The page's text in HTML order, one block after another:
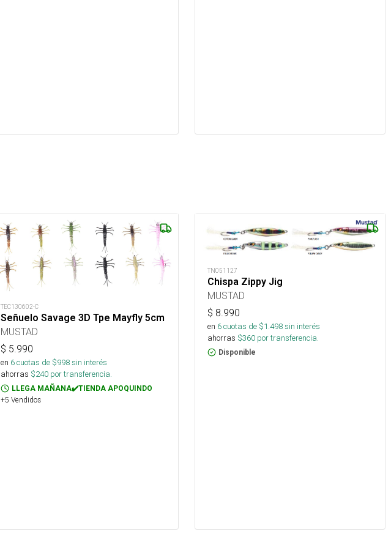
TEC130602-C
Señuelo Savage 3D Tpe Mayfly 5cm
MUSTAD
$ 5.990
en 6cuotas de $998sin interés
ahorras $240 por transferencia.
LLEGA MAÑANA✔️TIENDA APOQUINDO
+5 Vendidos
TN051127
Chispa Zippy Jig
MUSTAD
$ 8.990
en 6cuotas de $1.498sin interés
ahorras $360 por transferencia.
Disponible